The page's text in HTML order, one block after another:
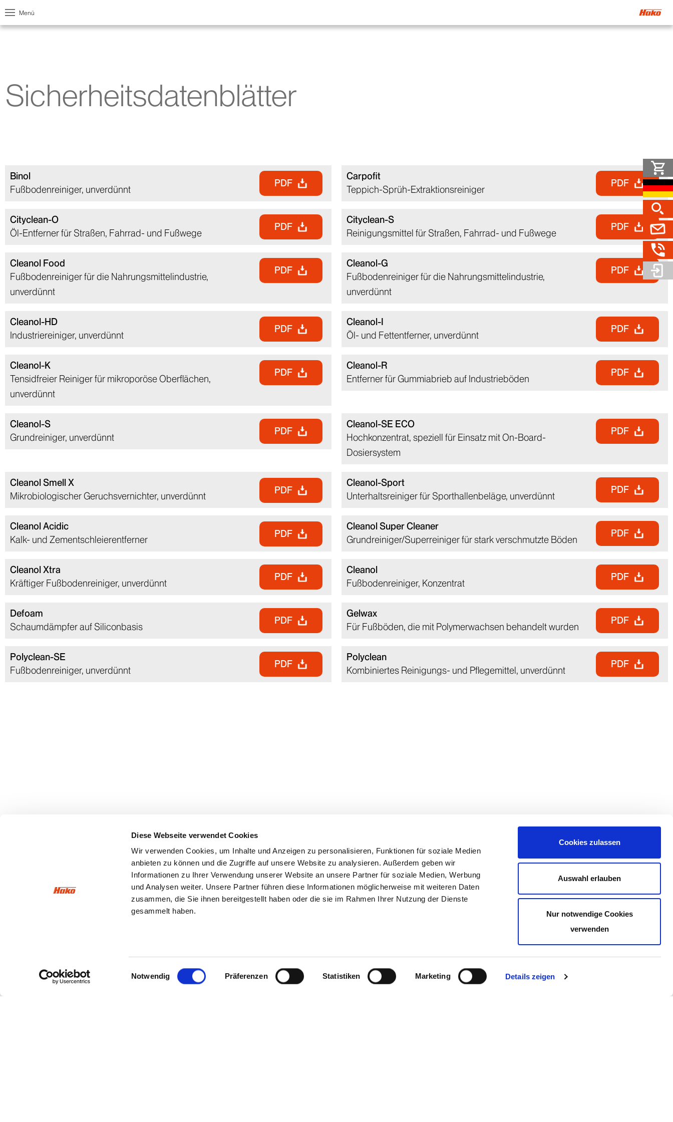
Diese Webseite verwendet Cookies
Wir verwenden Cookies, um Inhalte und Anzeigen zu personalisieren, Funktionen für soziale Medien
anbieten zu können und die Zugriffe auf unsere Website zu analysieren. Außerdem geben wir
Informationen zu Ihrer Verwendung unserer Website an unsere Partner für soziale Medien, Werbung
und Analysen weiter. Unsere Partner führen diese Informationen möglicherweise mit weiteren Daten
zusammen, die Sie ihnen bereitgestellt haben oder die sie im Rahmen Ihrer Nutzung der Dienste
gesammelt haben.
Einwilligungsauswahl
Notwendig Präferenzen Statistiken Marketing Details zeigen
Cookies zulassen
Auswahl erlauben
Nur notwendige Cookies
verwenden
Menü
Sicherheitsdatenblätter
Binol
Fußbodenreiniger, unverdünnt
PDF
Carpofit
Teppich-Sprüh-Extraktionsreiniger
PDF
Cityclean-O
Öl-Entferner für Straßen, Fahrrad- und Fußwege
PDF
Cityclean-S
Reinigungsmittel für Straßen, Fahrrad- und Fußwege
PDF
Cleanol Food
Fußbodenreiniger für die Nahrungsmittelindustrie,
unverdünnt
PDF
Cleanol-G
Fußbodenreiniger für die Nahrungsmittelindustrie,
unverdünnt
PDF
Cleanol-HD
Industriereiniger, unverdünnt
PDF
Cleanol-I
Öl- und Fettentferner, unverdünnt
PDF
Cleanol-K
Tensidfreier Reiniger für mikroporöse Oberflächen,
unverdünnt
PDF
Cleanol-R
Entferner für Gummiabrieb auf Industrieböden
PDF
Cleanol-S
Grundreiniger, unverdünnt
PDF
Cleanol-SE ECO
Hochkonzentrat, speziell für Einsatz mit On-Board-
Dosiersystem
PDF
Cleanol Smell X
Mikrobiologischer Geruchsvernichter, unverdünnt
PDF
Cleanol-Sport
Unterhaltsreiniger für Sporthallenbeläge, unverdünnt
PDF
Cleanol Acidic
Kalk- und Zementschleierentferner
PDF
Cleanol Super Cleaner
Grundreiniger/Superreiniger für stark verschmutzte Böden
PDF
Cleanol Xtra
Kräftiger Fußbodenreiniger, unverdünnt
PDF
Cleanol
Fußbodenreiniger, Konzentrat
PDF
Defoam
Schaumdämpfer auf Siliconbasis
PDF
Gelwax
Für Fußböden, die mit Polymerwachsen behandelt wurden
PDF
Polyclean-SE
Fußbodenreiniger, unverdünnt
PDF
Polyclean
Kombiniertes Reinigungs- und Pflegemittel, unverdünnt
PDF